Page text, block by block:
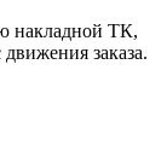
накладной ТК,
заказа.